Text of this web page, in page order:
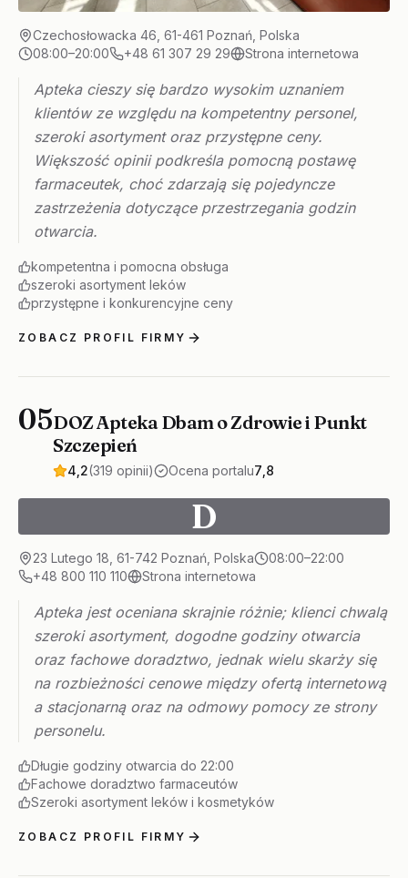
Czechosłowacka 46, 61-461 Poznań, Polska
08:00–20:00
+48 61 307 29 29 Strona internetowa
Apteka cieszy się bardzo wysokim uznaniem
klientów ze względu na kompetentny personel,
szeroki asortyment oraz przystępne ceny.
Większość opinii podkreśla pomocną postawę
farmaceutek, choć zdarzają się pojedyncze
zastrzeżenia dotyczące przestrzegania godzin
otwarcia.
kompetentna i pomocna obsługa
szeroki asortyment leków
przystępne i konkurencyjne ceny
ZOBACZ PROFIL FIRMY
05DOZ Apteka Dbam o Zdrowie i Punkt
Szczepień
4,2(319 opinii) Ocena portalu7,8
D
23 Lutego 18, 61-742 Poznań, Polska
08:00–22:00
+48 800 110 110
Strona internetowa
Apteka jest oceniana skrajnie różnie; klienci chwalą
szeroki asortyment, dogodne godziny otwarcia
oraz fachowe doradztwo, jednak wielu skarży się
na rozbieżności cenowe między ofertą internetową
a stacjonarną oraz na odmowy pomocy ze strony
personelu.
Długie godziny otwarcia do 22:00
Fachowe doradztwo farmaceutów
Szeroki asortyment leków i kosmetyków
ZOBACZ PROFIL FIRMY